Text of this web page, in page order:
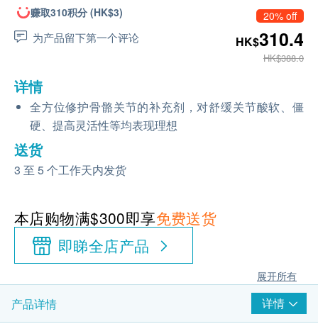
赚取310积分 (HK$3)
为产品留下第一个评论
20% off
HK$310.4
HK$388.0
详情
全方位修护骨骼关节的补充剂，对舒缓关节酸软、僵
硬、提高灵活性等均表现理想
送货
3 至 5 个工作天内发货
本店购物满$300即享免费送货
即睇全店产品
展开所有
产品详情 详情